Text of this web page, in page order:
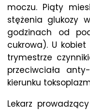
moczu. Piąty
stężenia glukozy
godzinach od
cukrowa). U
trymestrze
przeciwciała
kierunku
Lekarz